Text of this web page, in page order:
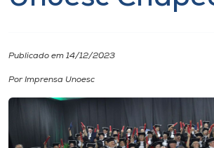
A
Unoesc
Internacionalização
Publicado em 14/12/2023
Por Imprensa Unoesc